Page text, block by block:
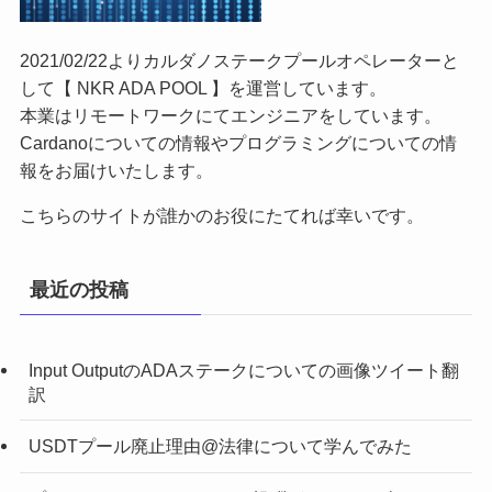
2021/02/22よりカルダノステークプールオペレーターと
して【 NKR ADA POOL 】を運営しています。
本業はリモートワークにてエンジニアをしています。
Cardanoについての情報やプログラミングについての情
報をお届けいたします。
こちらのサイトが誰かのお役にたてれば幸いです。
最近の投稿
Input OutputのADAステークについての画像ツイート翻
訳
USDTプール廃止理由@法律について学んでみた